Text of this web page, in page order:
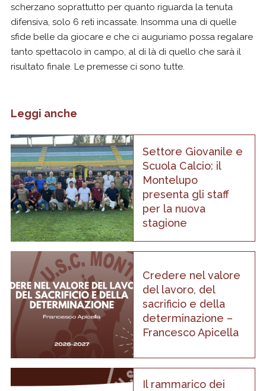
scherzano soprattutto per quanto riguarda la tenuta
difensiva, solo 6 reti incassate. Insomma una di quelle
sfide belle da giocare e che ci auguriamo possa regalare
tanto spettacolo in campo, al di là di quello che sarà il
risultato finale. Le premesse ci sono tutte.
Leggi anche
Settore Giovanile e
Scuola Calcio: il
Montelupo
presenta gli staff
per la nuova
stagione
Credere nel valore
del lavoro, del
sacrificio e della
determinazione –
Francesco Apicella
Il rammarico dei